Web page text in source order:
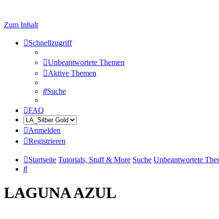
Zum Inhalt
Schnellzugriff
Unbeantwortete Themen
Aktive Themen
Suche
FAQ
Anmelden
Registrieren
Startseite Tutorials, Stuff & More Suche Unbeantwortete
Suche
LAGUNA AZUL